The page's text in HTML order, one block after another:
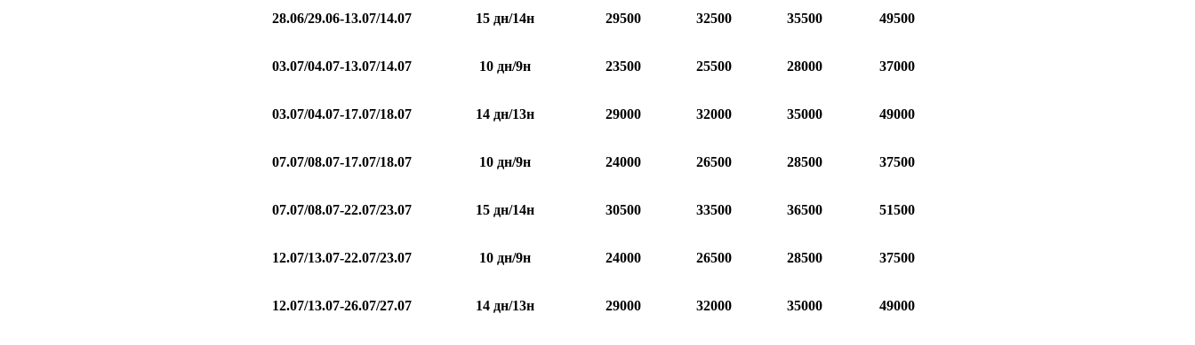
28.06/29.06-13.07/14.07 15 дн/14н 29500 32500 35500 49500
03.07/04.07-13.07/14.07 10 дн/9н 23500 25500 28000 37000
03.07/04.07-17.07/18.07 14 дн/13н 29000 32000 35000 49000
07.07/08.07-17.07/18.07 10 дн/9н 24000 26500 28500 37500
07.07/08.07-22.07/23.07 15 дн/14н 30500 33500 36500 51500
12.07/13.07-22.07/23.07 10 дн/9н 24000 26500 28500 37500
12.07/13.07-26.07/27.07 14 дн/13н 29000 32000 35000 49000